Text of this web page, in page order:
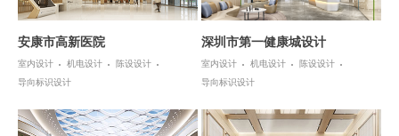
安康市高新医院
室内设计 机电设计
陈设设计
导向标识设计
深圳市第一健康城设计
室内设计 机电设计
陈设设计
导向标识设计